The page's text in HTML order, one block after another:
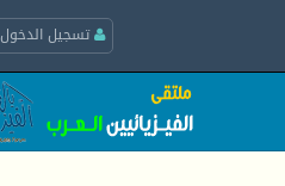
تسجيل الدخول